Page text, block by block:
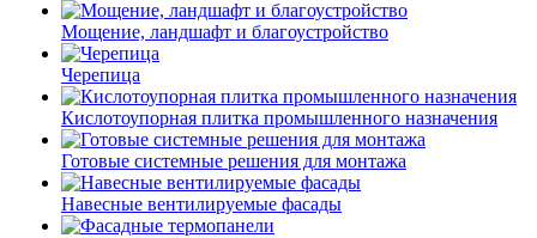
Мощение, ландшафт и благоустройство
Черепица
Кислотоупорная плитка промышленного назначения
Готовые системные решения для монтажа
Навесные вентилируемые фасады